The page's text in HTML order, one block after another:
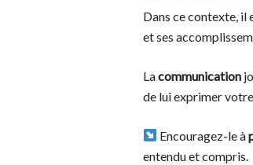
Dans ce contexte, il
et ses
Lacommunication
de lui exprimer
Encouragez-le à
entendu et compris.